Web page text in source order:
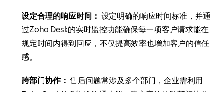
设定合理的响应时间： 设定明确的响应时间标准，并通
过Zoho Desk的实时监控功能确保每一项客户请求能在
规定时间内得到回应，不仅提高效率也增加客户的信任
感。
跨部门协作： 售后问题常涉及多个部门，企业需利用